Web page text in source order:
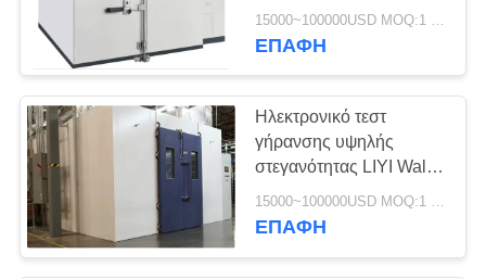
βαθμός 10% - σχετική
υγρασία 98%
15000~100000USD MOQ:1 σύνολο
ΕΠΑΦΉ
Ηλεκτρονικό τεστ
γήρανσης υψηλής
στεγανότητας LIYI Walk
In Test Chamber με
ελεγχόμενη θερμοκρασία
15000~100000USD MOQ:1 σύνολο
ΕΠΑΦΉ